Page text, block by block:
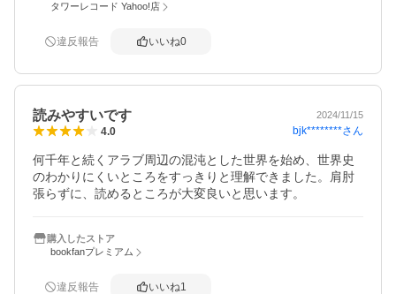
タワーレコード Yahoo!店
違反報告 いいね0
読みやすいです 2024/11/15
4.0 bjk********さん
何千年と続くアラブ周辺の混沌とした世界を始め、世界史
のわかりにくいところをすっきりと理解できました。肩肘
張らずに、読めるところが大変良いと思います。
購入したストア
bookfanプレミアム
違反報告 いいね1